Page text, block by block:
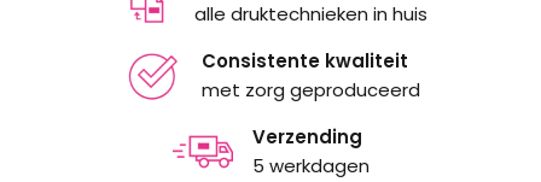
alle druktechnieken in huis
Consistente kwaliteit
met zorg geproduceerd
Verzending
5 werkdagen